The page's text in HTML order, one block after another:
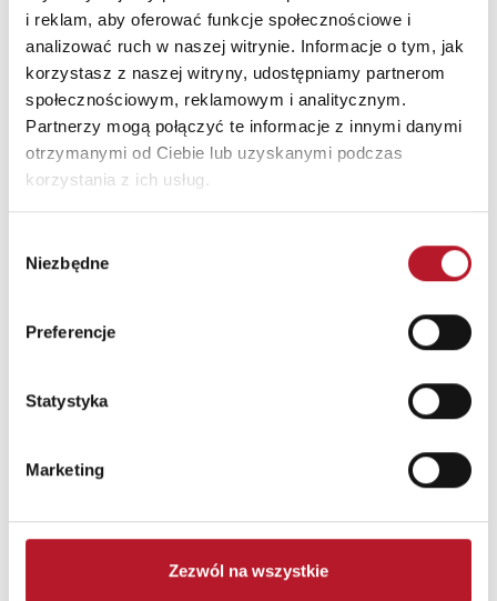
i reklam, aby oferować funkcje społecznościowe i
analizować ruch w naszej witrynie. Informacje o tym, jak
korzystasz z naszej witryny, udostępniamy partnerom
społecznościowym, reklamowym i analitycznym.
Partnerzy mogą połączyć te informacje z innymi danymi
otrzymanymi od Ciebie lub uzyskanymi podczas
korzystania z ich usług.
zgody
Niezbędne
Preferencje
Statystyka
Marketing
Zezwól na wszystkie
Formatted text
Tutaj wtyczki, które z
ChatGPT wspierają w jego
pracy jest bez liku:
kreatywnych treści, która pomoże ci
w mgnieniu oka. Dzięki zastosowaniu
Copy.ai oferuje bogaty zestaw opcji, które
Wordsmith
– Wtyczka do automatycznego
artykułów blogowych, raportów czy
wykorzystuje sztuczną inteligencję do